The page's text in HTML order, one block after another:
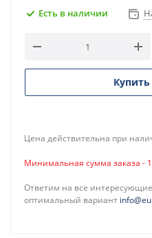
Есть в наличии
Цена действительна при
Минимальная сумма заказа -
Ответим на все
оптимальный вариант